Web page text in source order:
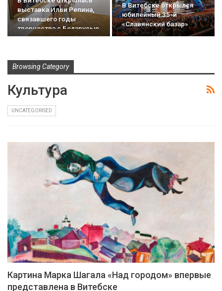
выставка Ильи Репина,
связавшего годы
творчества с Беларусью
В Витебске открылся
юбилейный 35-й
«Славянский базар»
Browsing Category
Культура
UNCATEGORISED
Картина Марка Шагала «Над городом» впервые
представлена в Витебске